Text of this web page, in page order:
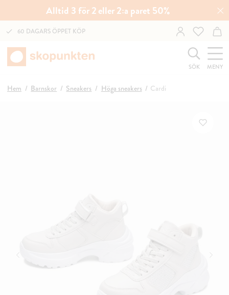
Alltid 3 för 2 eller 2:a paret 50%
60 DAGARS ÖPPET KÖP
SÖK MENY
Hem Barnskor Sneakers Höga sneakers Cardi